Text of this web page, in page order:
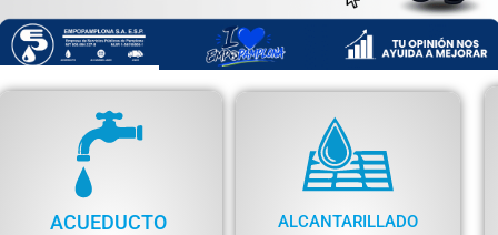
ACUEDUCTO ALCANTARILLADO